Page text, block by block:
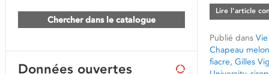
Lire l’article
Publié dans
Chapeau
fiacre, Gilles
Chercher dans le catalogue
Données ouvertes